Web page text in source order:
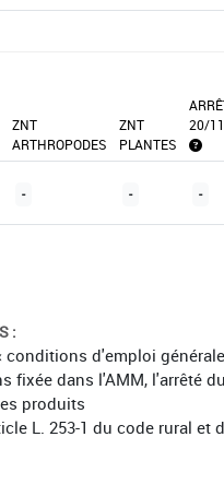
ZNT
ARTHROPODES
ZNT
PLANTES
20/
- - -
:
conditions d'emploi
fixée dans l'AMM, l'arrêté
produits
L. 253-1 du code rural et